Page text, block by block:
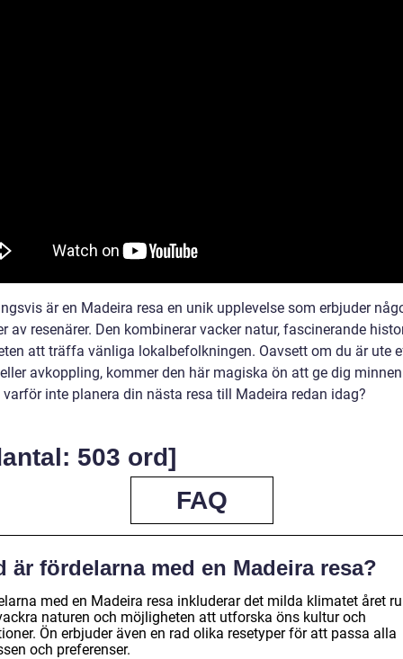
är en Madeira resa en unik upplevelse som erbjuder
av resenärer. Den kombinerar vacker natur, fascinerande
att träffa vänliga lokalbefolkningen. Oavsett om du är ute
avkoppling, kommer den här magiska ön att ge dig
varför inte planera din nästa resa till Madeira redan idag?
503 ord]
FAQ
är fördelarna med en Madeira resa?
med en Madeira resa inkluderar det milda klimatet året
naturen och möjligheten att utforska öns kultur och
Ön erbjuder även en rad olika resetyper för att passa alla
och preferenser.